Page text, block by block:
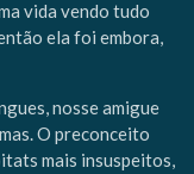
vida vendo tudo
ela foi embora,
nosse amigue
O preconceito
mais insuspeitos,